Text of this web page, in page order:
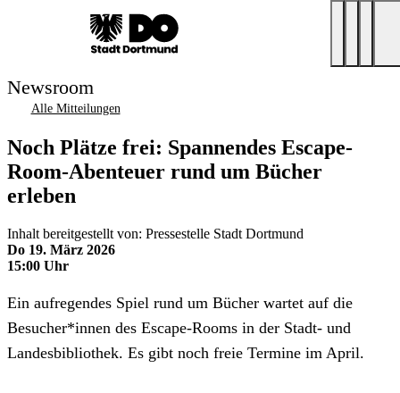
Newsroom
Alle Mitteilungen
Noch Plätze frei: Spannendes Escape-
Room-Abenteuer rund um Bücher
erleben
Inhalt bereitgestellt von: Pressestelle Stadt Dortmund
Do 19. März 2026
15:00 Uhr
Ein aufregendes Spiel rund um Bücher wartet auf die
Besucher*innen des Escape-Rooms in der Stadt- und
Landesbibliothek. Es gibt noch freie Termine im April.